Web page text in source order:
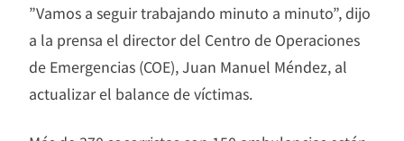
”Vamos a seguir trabajando minuto a minuto”, dijo
a la prensa el director del Centro de Operaciones
de Emergencias (COE), Juan Manuel Méndez, al
actualizar el balance de víctimas.